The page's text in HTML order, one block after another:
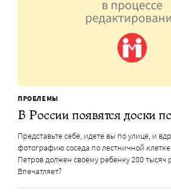
ПРОБЛЕМЫ
В России появятся доски
Представьте себе, идете вы по улице, и
фотографию соседа по лестничной клетке
Петров должен своему ребенку 200 тысяч
Впечатляет?